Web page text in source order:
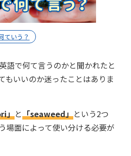
ていう？
語で何て言うのかと聞かれたと
もいいのか迷ったことはありま
」と「seaweed」という2つ
場面によって使い分ける必要が